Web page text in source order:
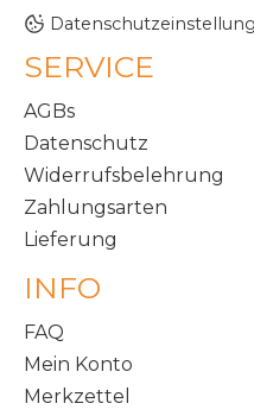
SERVICE
AGBs
Datenschutz
Widerrufsbelehrung
Zahlungsarten
Lieferung
INFO
FAQ
Mein Konto
Merkzettel